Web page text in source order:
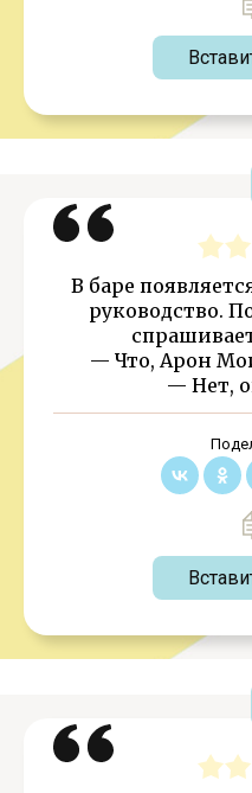
В баре
руководство.
— Что, Арон
— Нет,